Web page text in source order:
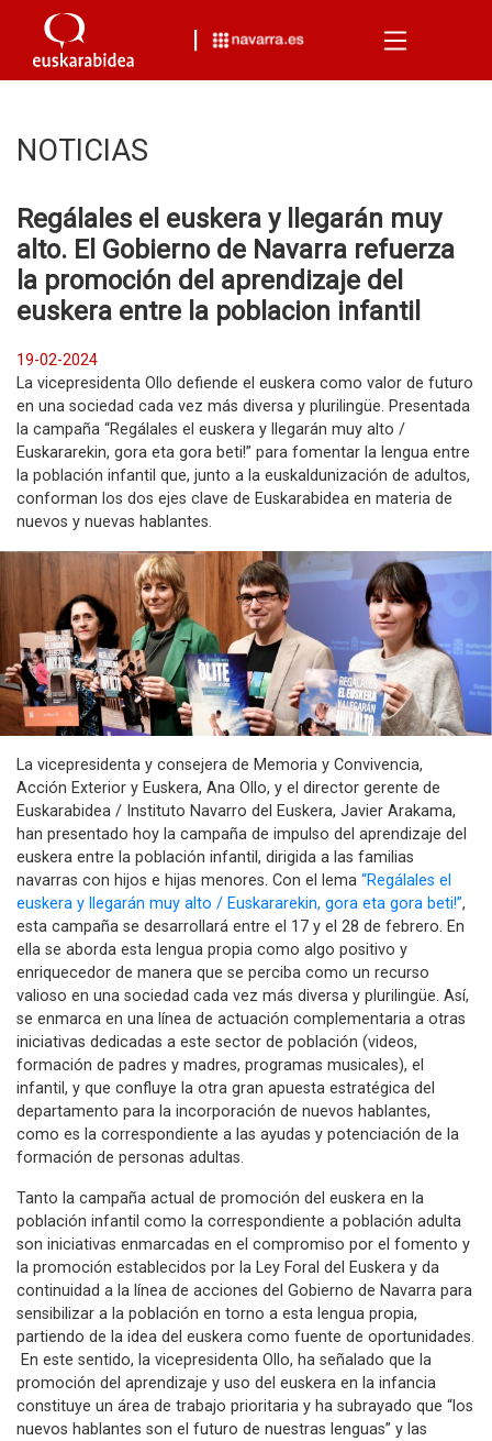
Menu
NOTICIAS
Regálales el euskera y llegarán muy
alto. El Gobierno de Navarra refuerza
la promoción del aprendizaje del
euskera entre la poblacion infantil
19-02-2024
La vicepresidenta Ollo defiende el euskera como valor de futuro
en una sociedad cada vez más diversa y plurilingüe. Presentada
la campaña “Regálales el euskera y llegarán muy alto /
Euskararekin, gora eta gora beti!” para fomentar la lengua entre
la población infantil que, junto a la euskaldunización de adultos,
conforman los dos ejes clave de Euskarabidea en materia de
nuevos y nuevas hablantes.
La vicepresidenta y consejera de Memoria y Convivencia,
Acción Exterior y Euskera, Ana Ollo, y el director gerente de
Euskarabidea / Instituto Navarro del Euskera, Javier Arakama,
han presentado hoy la campaña de impulso del aprendizaje del
euskera entre la población infantil, dirigida a las familias
navarras con hijos e hijas menores. Con el lema “Regálales el
euskera y llegarán muy alto / Euskararekin, gora eta gora beti!”,
esta campaña se desarrollará entre el 17 y el 28 de febrero. En
ella se aborda esta lengua propia como algo positivo y
enriquecedor de manera que se perciba como un recurso
valioso en una sociedad cada vez más diversa y plurilingüe. Así,
se enmarca en una línea de actuación complementaria a otras
iniciativas dedicadas a este sector de población (videos,
formación de padres y madres, programas musicales), el
infantil, y que confluye la otra gran apuesta estratégica del
departamento para la incorporación de nuevos hablantes,
como es la correspondiente a las ayudas y potenciación de la
formación de personas adultas.
Tanto la campaña actual de promoción del euskera en la
población infantil como la correspondiente a población adulta
son iniciativas enmarcadas en el compromiso por el fomento y
la promoción establecidos por la Ley Foral del Euskera y da
continuidad a la línea de acciones del Gobierno de Navarra para
sensibilizar a la población en torno a esta lengua propia,
partiendo de la idea del euskera como fuente de oportunidades.
En este sentido, la vicepresidenta Ollo, ha señalado que la
promoción del aprendizaje y uso del euskera en la infancia
constituye un área de trabajo prioritaria y ha subrayado que “los
nuevos hablantes son el futuro de nuestras lenguas” y las